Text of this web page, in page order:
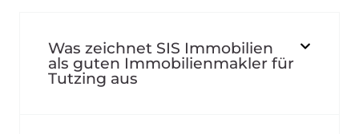
Was zeichnet SIS Immobilien
als guten Immobilienmakler für
Tutzing aus